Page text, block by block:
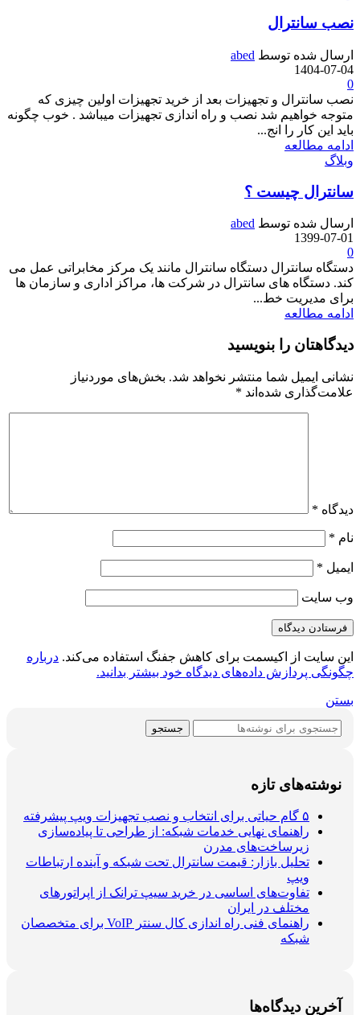
نصب سانترال
ارسال شده توسط abed
1404-07-04
0
نصب سانترال و تجهیزات بعد از خرید تجهیزات اولین چیزی که
متوجه خواهیم شد نصب و راه اندازی تجهیزات میباشد . خوب چگونه
باید این کار را انج...
ادامه مطالعه
وبلاگ
سانترال چیست ؟
ارسال شده توسط abed
1399-07-01
0
دستگاه سانترال دستگاه سانترال مانند یک مرکز مخابراتی عمل می
کند. دستگاه های سانترال در شرکت ها، مراکز اداری و سازمان ها
برای مدیریت خط...
ادامه مطالعه
دیدگاهتان را بنویسید
نشانی ایمیل شما منتشر نخواهد شد. بخش‌های موردنیاز
علامت‌گذاری شده‌اند *
دیدگاه *
نام *
ایمیل *
وب‌ سایت
این سایت از اکیسمت برای کاهش جفنگ استفاده می‌کند. درباره
چگونگی پردازش داده‌های دیدگاه خود بیشتر بدانید.
بستن
جستجو
نوشته‌های تازه
۵ گام حیاتی برای انتخاب و نصب تجهیزات ویپ پیشرفته
راهنمای نهایی خدمات شبکه: از طراحی تا پیاده‌سازی
زیرساخت‌های مدرن
تحلیل بازار: قیمت سانترال تحت شبکه و آینده ارتباطات
ویپ
تفاوت‌های اساسی در خرید سیپ ترانک از اپراتورهای
مختلف در ایران
راهنمای فنی راه اندازی کال سنتر VoIP برای متخصصان
شبکه
آخرین دیدگاه‌ها